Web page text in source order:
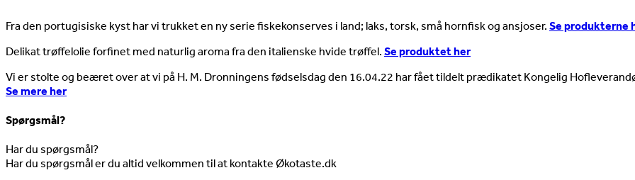
Fra den portugisiske kyst har vi trukket en ny serie fiskekonserves i land; laks, torsk, små hornfisk og ansjoser. Se produkterne
Delikat trøffelolie forfinet med naturlig aroma fra den italienske hvide trøffel. Se produktet her
Vi er stolte og beæret over at vi på H. M. Dronningens fødselsdag den 16.04.22 har fået tildelt prædikatet Kongelig
Se mere her
Spørgsmål?
Har du spørgsmål?
Har du spørgsmål er du altid velkommen til at kontakte Økotaste.dk